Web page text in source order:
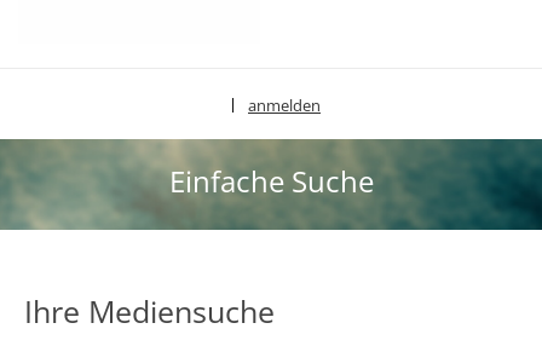
anmelden
Einfache Suche
Ihre Mediensuche